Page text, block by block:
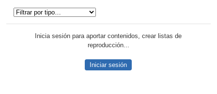
Inicia sesión para aportar contenidos, crear listas de
reproducción...
Iniciar sesión